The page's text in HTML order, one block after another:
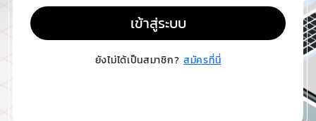
เข้าสู่ระบบ
ยังไม่ได้เป็นสมาชิก? สมัครที่นี่